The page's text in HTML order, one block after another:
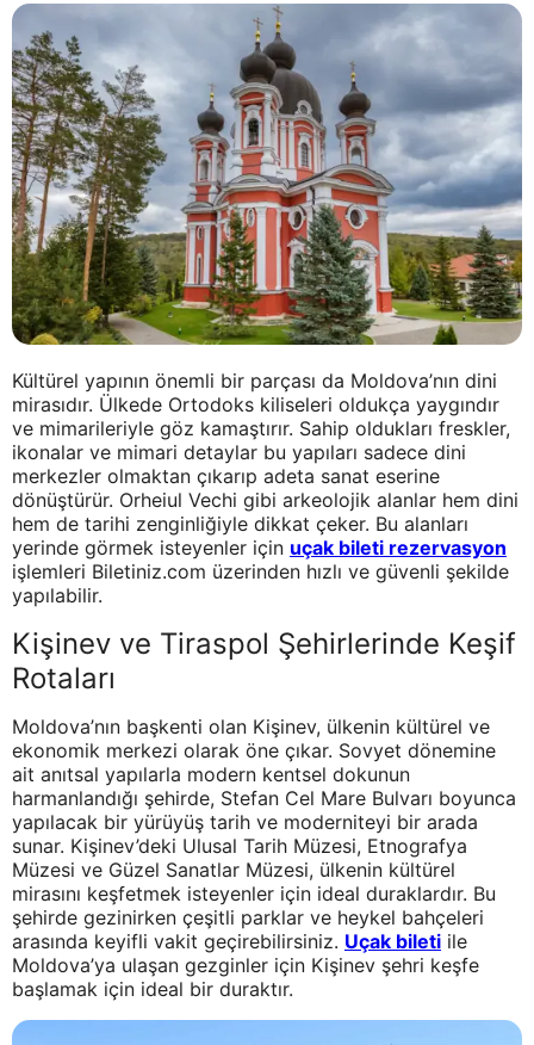
Kültürel yapının önemli bir parçası da Moldova’nın dini
mirasıdır. Ülkede Ortodoks kiliseleri oldukça yaygındır
ve mimarileriyle göz kamaştırır. Sahip oldukları freskler,
ikonalar ve mimari detaylar bu yapıları sadece dini
merkezler olmaktan çıkarıp adeta sanat eserine
dönüştürür. Orheiul Vechi gibi arkeolojik alanlar hem dini
hem de tarihi zenginliğiyle dikkat çeker. Bu alanları
yerinde görmek isteyenler için uçak bileti rezervasyon
işlemleri Biletiniz.com üzerinden hızlı ve güvenli şekilde
yapılabilir.
Kişinev ve Tiraspol Şehirlerinde Keşif
Rotaları
Moldova’nın başkenti olan Kişinev, ülkenin kültürel ve
ekonomik merkezi olarak öne çıkar. Sovyet dönemine
ait anıtsal yapılarla modern kentsel dokunun
harmanlandığı şehirde, Stefan Cel Mare Bulvarı boyunca
yapılacak bir yürüyüş tarih ve moderniteyi bir arada
sunar. Kişinev’deki Ulusal Tarih Müzesi, Etnografya
Müzesi ve Güzel Sanatlar Müzesi, ülkenin kültürel
mirasını keşfetmek isteyenler için ideal duraklardır. Bu
şehirde gezinirken çeşitli parklar ve heykel bahçeleri
arasında keyifli vakit geçirebilirsiniz. Uçak bileti ile
Moldova’ya ulaşan gezginler için Kişinev şehri keşfe
başlamak için ideal bir duraktır.